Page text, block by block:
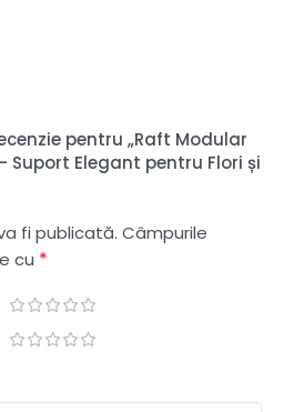
pentru „Raft Modular
Suport Elegant pentru Flori și
fi publicată. Câmpurile
cu *